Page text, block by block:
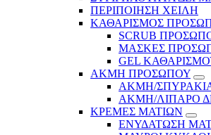
ΠΕΡΙΠΟΙΗΣΗ ΧΕΙΛΗ
ΚΑΘΑΡΙΣΜΟΣ
SCRUB
ΜΑΣΚΕΣ
GEL
ΑΚΜΗ ΠΡΟΣΩΠΟΥ
ΑΚΜΗ/
ΑΚΜΗ/ΛΙΠΑΡΟ
ΚΡΕΜΕΣ ΜΑΤΙΩΝ
ΕΝΥΔΑΤΩΣΗ